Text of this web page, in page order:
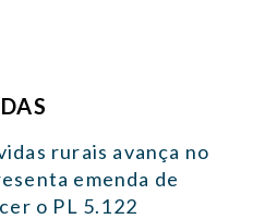
rurais avança no
emenda de
o PL 5.122